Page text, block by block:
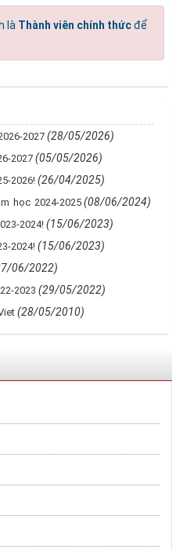
là Thành viên chính thứcđể
2027 (28/05/2026)
2027(05/05/2026)
2026! (26/04/2025)
học 2024-2025 (08/06/2024)
2024! (15/06/2023)
2024! (15/06/2023)
06/2022)
2023 (29/05/2022)
(28/05/2010)